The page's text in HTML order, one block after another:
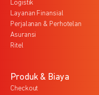
Logistik
Layanan Finansial
Perjalanan & Perhotelan
Asuransi
Ritel
Produk & Biaya
Checkout